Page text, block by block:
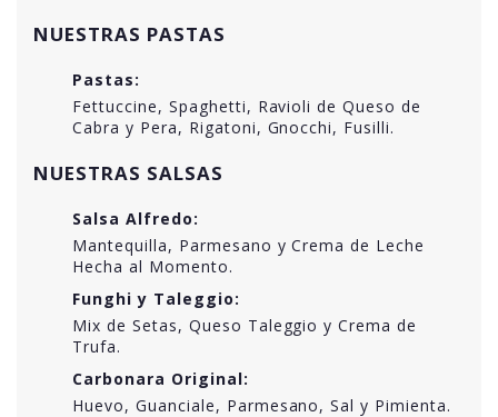
NUESTRAS PASTAS
Pastas:
Fettuccine, Spaghetti, Ravioli de Queso de
Cabra y Pera, Rigatoni, Gnocchi, Fusilli.
NUESTRAS SALSAS
Salsa Alfredo:
Mantequilla, Parmesano y Crema de Leche
Hecha al Momento.
Funghi y Taleggio:
Mix de Setas, Queso Taleggio y Crema de
Trufa.
Carbonara Original:
Huevo, Guanciale, Parmesano, Sal y Pimienta.